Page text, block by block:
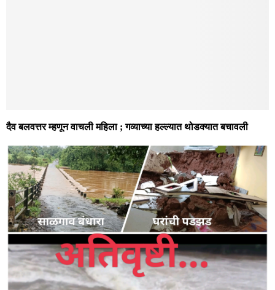
दैव बलवत्तर म्हणून वाचली महिला ; गव्याच्या हल्ल्यात थोडक्यात बचावली